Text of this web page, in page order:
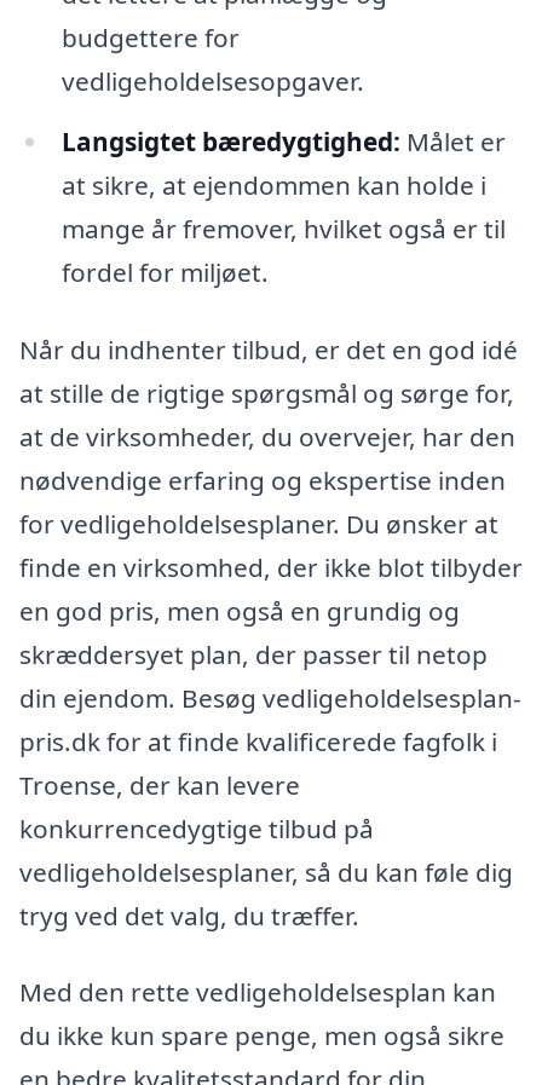
budgettere for
vedligeholdelsesopgaver.
Langsigtet bæredygtighed: Målet er
at sikre, at ejendommen kan holde i
mange år fremover, hvilket også er til
fordel for miljøet.
Når du indhenter tilbud, er det en god idé
at stille de rigtige spørgsmål og sørge for,
at de virksomheder, du overvejer, har den
nødvendige erfaring og ekspertise inden
for vedligeholdelsesplaner. Du ønsker at
finde en virksomhed, der ikke blot tilbyder
en god pris, men også en grundig og
skræddersyet plan, der passer til netop
din ejendom. Besøg vedligeholdelsesplan-
pris.dk for at finde kvalificerede fagfolk i
Troense, der kan levere
konkurrencedygtige tilbud på
vedligeholdelsesplaner, så du kan føle dig
tryg ved det valg, du træffer.
Med den rette vedligeholdelsesplan kan
du ikke kun spare penge, men også sikre